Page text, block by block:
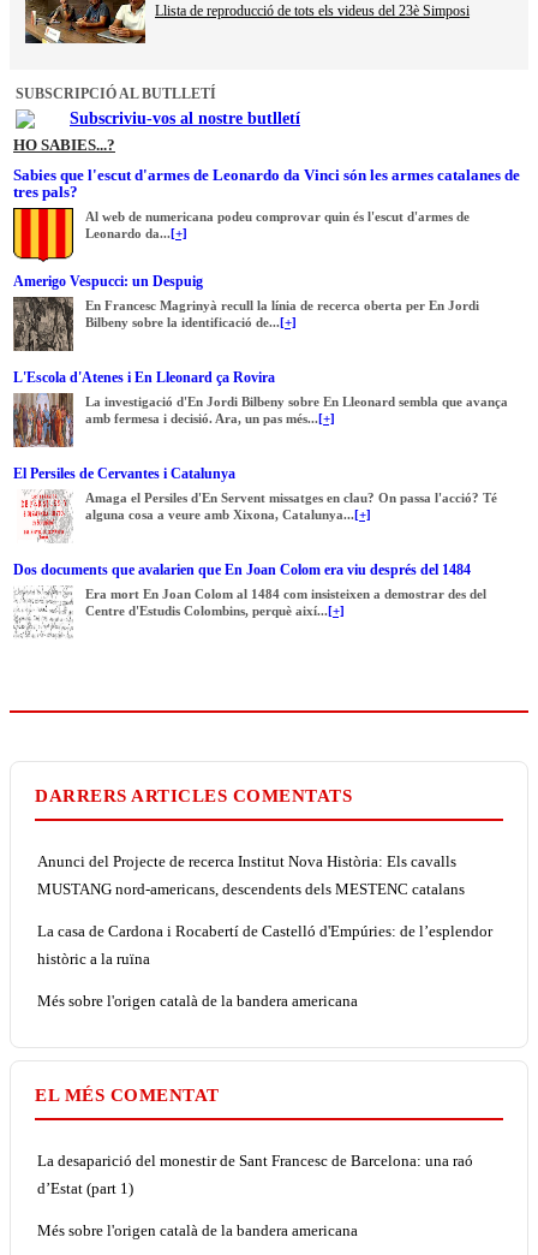
Llista de reproducció de tots els videus del 23è Simposi
SUBSCRIPCIÓ AL BUTLLETÍ
Subscriviu-vos al nostre butlletí
HO SABIES...?
Sabies que l'escut d'armes de Leonardo da Vinci són les armes catalanes de
tres pals?
Al web de numericana podeu comprovar quin és l'escut d'armes de
Leonardo da...[+]
Amerigo Vespucci: un Despuig
En Francesc Magrinyà recull la línia de recerca oberta per En Jordi
Bilbeny sobre la identificació de...[+]
L'Escola d'Atenes i En Lleonard ça Rovira
La investigació d'En Jordi Bilbeny sobre En Lleonard sembla que avança
amb fermesa i decisió. Ara, un pas més...[+]
El Persiles de Cervantes i Catalunya
Amaga el Persiles d'En Servent missatges en clau? On passa l'acció? Té
alguna cosa a veure amb Xixona, Catalunya...[+]
Dos documents que avalarien que En Joan Colom era viu després del 1484
Era mort En Joan Colom al 1484 com insisteixen a demostrar des del
Centre d'Estudis Colombins, perquè així...[+]
DARRERS ARTICLES COMENTATS
Anunci del Projecte de recerca Institut Nova Història: Els cavalls
MUSTANG nord-americans, descendents dels MESTENC catalans
La casa de Cardona i Rocabertí de Castelló d'Empúries: de l’esplendor
històric a la ruïna
Més sobre l'origen català de la bandera americana
EL MÉS COMENTAT
La desaparició del monestir de Sant Francesc de Barcelona: una raó
d’Estat (part 1)
Més sobre l'origen català de la bandera americana